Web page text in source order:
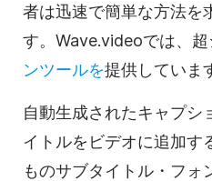
者は迅速で簡単な方法を
す。Wave.videoでは、
ンツールを提供していま
自動生成されたキャプシ
イトルをビデオに追加す
ものサブタイトル・フォ